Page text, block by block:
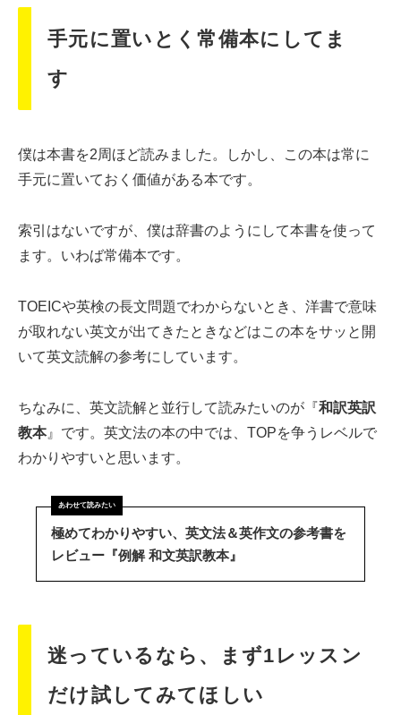
手元に置いとく常備本にしてま
す
僕は本書を2周ほど読みました。しかし、この本は常に
手元に置いておく価値がある本です。
索引はないですが、僕は辞書のようにして本書を使って
ます。いわば常備本です。
TOEICや英検の長文問題でわからないとき、洋書で意味
が取れない英文が出てきたときなどはこの本をサッと開
いて英文読解の参考にしています。
ちなみに、英文読解と並行して読みたいのが『和訳英訳
教本』です。英文法の本の中では、TOPを争うレベルで
わかりやすいと思います。
極めてわかりやすい、英文法＆英作文の参考書を
レビュー『例解 和文英訳教本』
迷っているなら、まず1レッスン
だけ試してみてほしい